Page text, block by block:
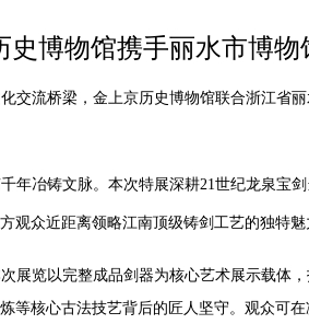
史博物馆携手丽水市博物
交流桥梁，金上京历史博物馆联合浙江省
年冶铸文脉。本次特展深耕21世纪龙泉宝
观众近距离领略江南顶级铸剑工艺的独特魅
展览以完整成品剑器为核心艺术展示载体
等核心古法技艺背后的匠人坚守。观众可